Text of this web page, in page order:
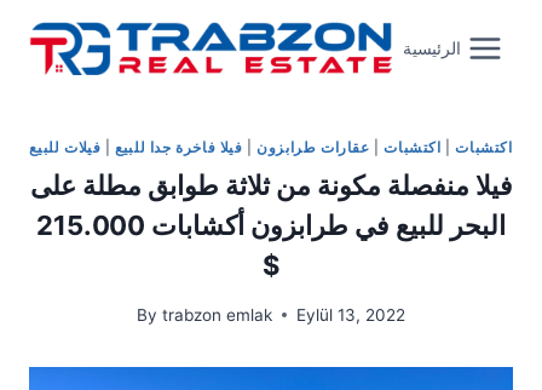
content
الرئيسية
اكتشبات| اكتشبات| عقارات طرابزون| فيلا فاخرة جدا للبيع| فيلات للبيع
فيلا منفصلة مكونة من ثلاثة طوابق مطلة على
البحر للبيع في طرابزون أكشابات 215.000
$
By trabzon emlak Eylül 13, 2022